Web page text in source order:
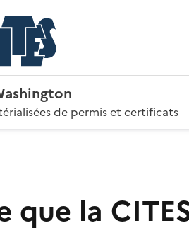
de permis et certificats
que la